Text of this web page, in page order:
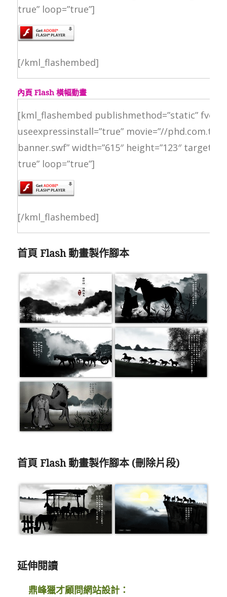
true” loop=”true”]
[/kml_flashembed]
內頁 Flash 橫幅動畫
[kml_flashembed publishmethod=”static”
useexpressinstall=”true” movie=”//
banner.swf” width=”615″ height=”123″
true” loop=”true”]
[/kml_flashembed]
首頁 Flash 動畫製作腳本
首頁 Flash 動畫製作腳本 (刪除片段)
延伸閱讀
鼎峰獵才顧問網站設計：